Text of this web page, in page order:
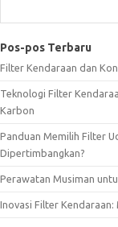
Pos-pos Terbaru
Filter Kendaraan dan
Teknologi Filter
Karbon
Panduan Memilih Filter
Dipertimbangkan?
Perawatan Musiman
Inovasi Filter